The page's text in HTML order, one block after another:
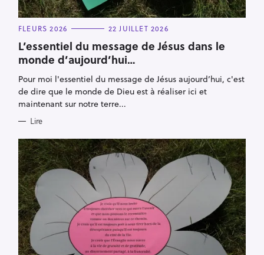
C
T
E
G
O
R
I
E
S
FLEURS 2026 22 JUILLET 2026
L’essentiel du message de Jésus dans le
monde d’aujourd’hui…
Pour moi l'essentiel du message de Jésus aujourd’hui, c'est
de dire que le monde de Dieu est à réaliser ici et
maintenant sur notre terre...
Lire